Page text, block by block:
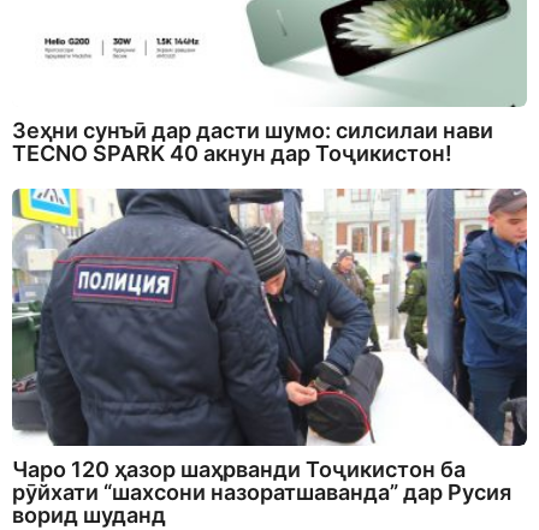
Зеҳни сунъӣ дар дасти шумо: силсилаи нави
TECNO SPARK 40 акнун дар Тоҷикистон!
Чаро 120 ҳазор шаҳрванди Тоҷикистон ба
рӯйхати “шахсони назоратшаванда” дар Русия
ворид шуданд